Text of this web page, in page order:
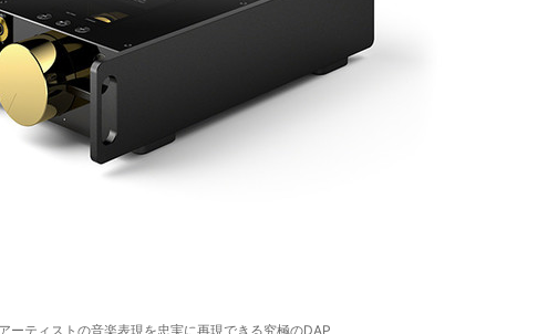
アーティストの音楽表現を忠実に再現できる究極のDAP